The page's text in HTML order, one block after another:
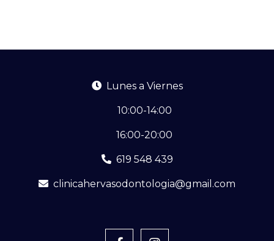
Lunes a Viernes
10:00-14:00
16:00-20:00
619 548 439
clinicahervasodontologia@gmail.com